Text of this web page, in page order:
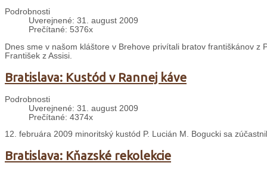
Podrobnosti
Uverejnené: 31. august 2009
Prečítané: 5376x
Dnes sme v našom kláštore v Brehove privítali bratov františkánov
František z Assisi.
Bratislava: Kustód v Rannej káve
Podrobnosti
Uverejnené: 31. august 2009
Prečítané: 4374x
12. februára 2009 minoritský kustód P. Lucián M. Bogucki sa
Bratislava: Kňazské rekolekcie